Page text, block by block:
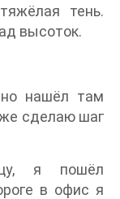
тень.
высоток.
нашёл там
сделаю шаг
я пошёл
в офис я